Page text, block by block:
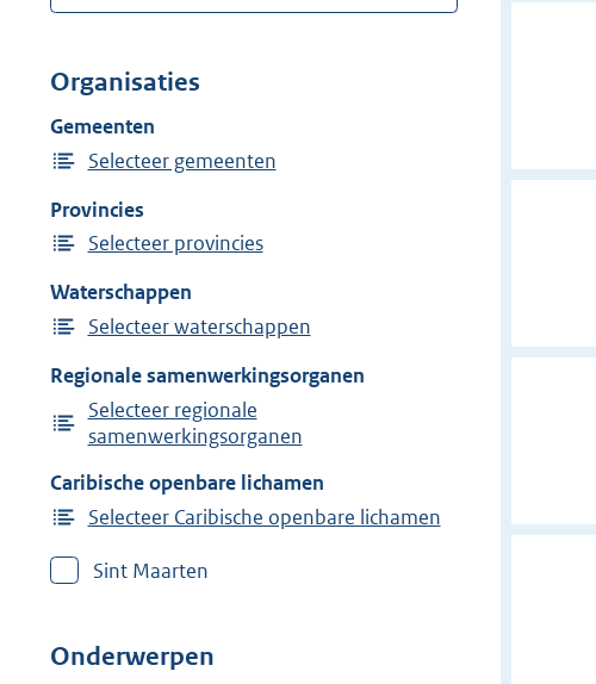
Organisaties
Gemeenten
Selecteer gemeenten
Provincies
Selecteer provincies
Waterschappen
Selecteer waterschappen
Regionale samenwerkingsorganen
Selecteer regionale
samenwerkingsorganen
Caribische openbare lichamen
Selecteer Caribische openbare lichamen
Sint Maarten
Onderwerpen